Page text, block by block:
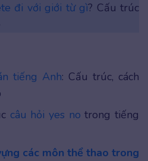
đi với giới từ gì? Cấu trúc
tiếng Anh: Cấu trúc, cách
câu hỏi yes no trong tiếng
các môn thể thao trong